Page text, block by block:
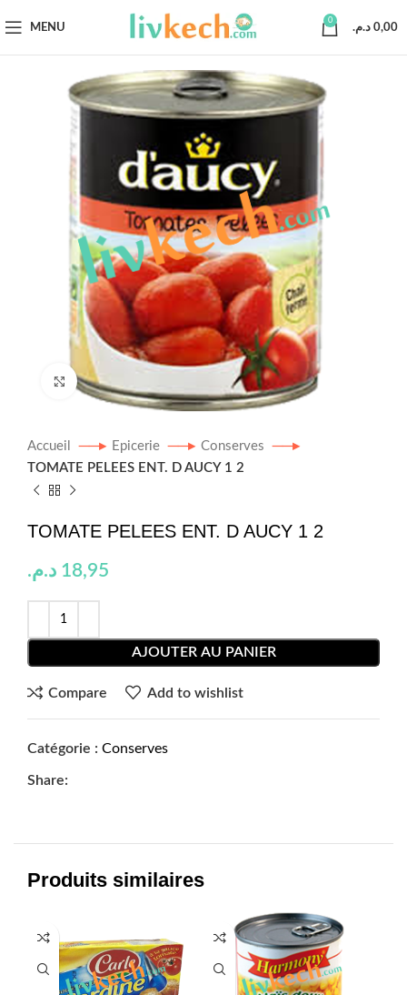
MENU
0
0,00 د.م.
Click to enlarge
Accueil Epicerie
Conserves
TOMATE PELEES ENT. D AUCY 1 2
TOMATE PELEES ENT. D AUCY 1 2
18,95 د.م.
AJOUTER AU PANIER
Compare Add to wishlist
Catégorie : Conserves
Share:
Produits similaires